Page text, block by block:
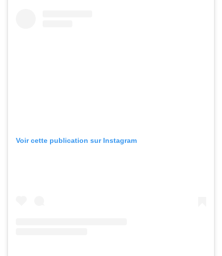
Voir cette publication sur Instagram